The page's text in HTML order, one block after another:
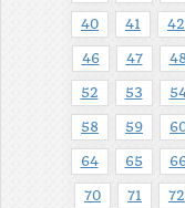
40 41 42
46 47
52 53
58 59
64 65
70 71 72